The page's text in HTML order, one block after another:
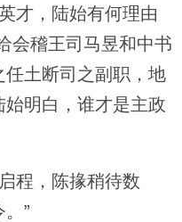
才，陆始有何理由
会稽王司马昱和中书
土断司之副职，地
明白，谁才是主政
程，陈掾稍待数
”